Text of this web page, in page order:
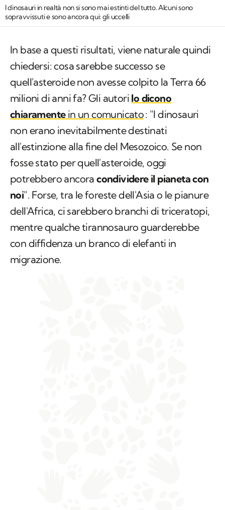
I dinosauri in realtà non si sono mai estinti del tutto. Alcuni sono
sopravvissuti e sono ancora qui: gli uccelli
In base a questi risultati, viene naturale quindi
chiedersi: cosa sarebbe successo se
quell'asteroide non avesse colpito la Terra 66
milioni di anni fa? Gli autori lo dicono
chiaramentein un comunicato: "I dinosauri
non erano inevitabilmente destinati
all'estinzione alla fine del Mesozoico. Se non
fosse stato per quell'asteroide, oggi
potrebbero ancoracondividere il pianeta con
noi". Forse, tra le foreste dell'Asia o le pianure
dell'Africa, ci sarebbero branchi di triceratopi,
mentre qualche tirannosauro guarderebbe
con diffidenza un branco di elefanti in
migrazione.